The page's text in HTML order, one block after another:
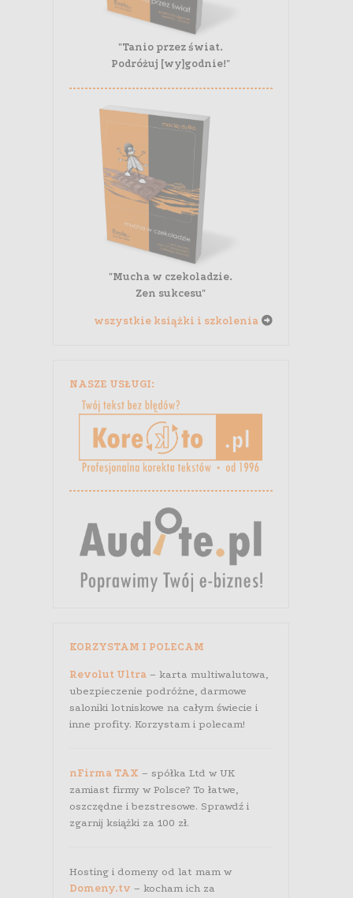
"Tanio przez świat.
Podróżuj [wy]godnie!"
"Mucha w czekoladzie.
Zen sukcesu"
wszystkie książki i szkolenia
NASZE USŁUGI:
KORZYSTAM I POLECAM
Revolut Ultra– karta multiwalutowa,
ubezpieczenie podróżne, darmowe
saloniki lotniskowe na całym świecie i
inne profity. Korzystam i polecam!
nFirma TAX – spółka Ltd w UK
zamiast firmy w Polsce? To łatwe,
oszczędne i bezstresowe. Sprawdź i
zgarnij książki za 100 zł.
Hosting i domeny od lat mam w
Domeny.tv – kocham ich za